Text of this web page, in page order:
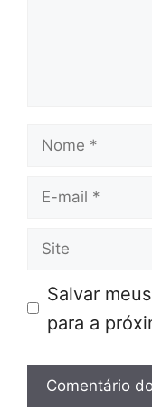
Nome
E-
Site
Salvar
para a